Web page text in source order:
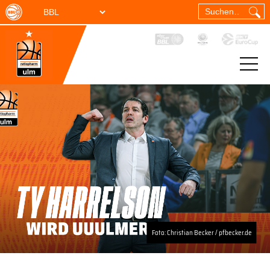
Foto: Christian Becker / pfbecker.de